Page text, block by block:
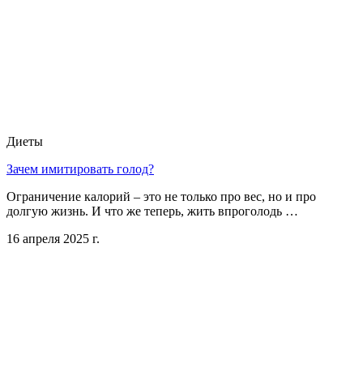
Диеты
Зачем имитировать голод?
Ограничение калорий – это не только про вес, но и про
долгую жизнь. И что же теперь, жить впроголодь …
16 апреля 2025 г.